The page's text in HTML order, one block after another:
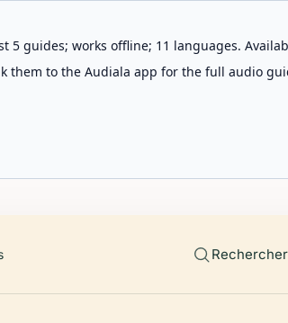
guides; works offline; 11 languages.
them to the Audiala app for the full audio